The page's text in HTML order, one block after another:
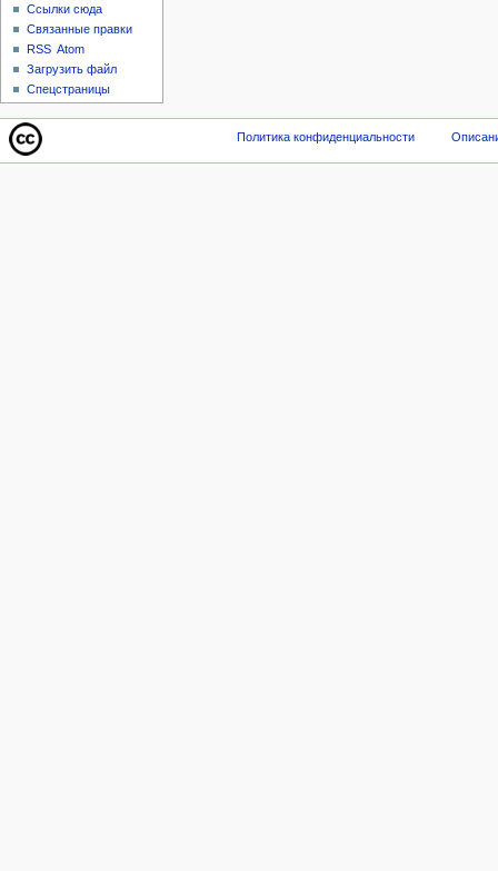
Ссылки сюда
Связанные правки
RSS Atom
Загрузить файл
Спецстраницы
Политика конфиденциальности